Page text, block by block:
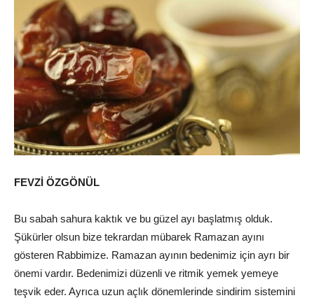
FEVZİ ÖZGÖNÜL
Bu sabah sahura kaktık ve bu güzel ayı başlatmış olduk.
Şükürler olsun bize tekrardan mübarek Ramazan ayını
gösteren Rabbimize. Ramazan ayının bedenimiz için ayrı bir
önemi vardır. Bedenimizi düzenli ve ritmik yemek yemeye
teşvik eder. Ayrıca uzun açlık dönemlerinde sindirim sistemini